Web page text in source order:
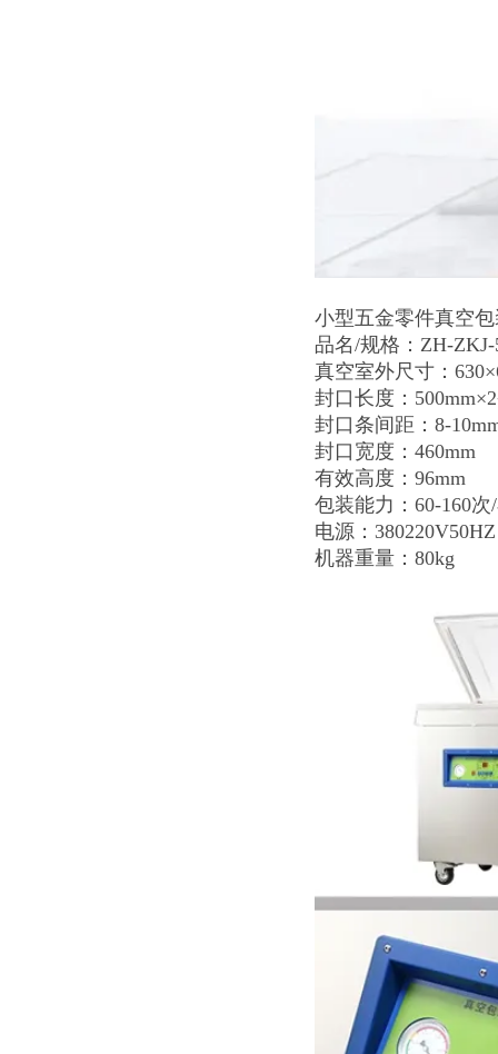
小型五金零件真空
品名/规格：ZH-ZKJ-
真空室外尺寸：
封口长度：
封口条间距：8-
封口宽度：460mm
有效高度：96mm
包装能力：60-160次
电源：380220V50HZ
机器重量：80kg